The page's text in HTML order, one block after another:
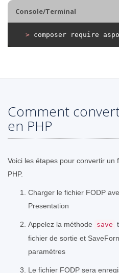
Console/Terminal
> composer require
Comment
en PHP
Voici les étapes pour convertir un
PHP.
Charger le fichier FODP
Presentation
Appelez la méthode save
fichier de sortie et
paramètres
Le fichier FODP sera